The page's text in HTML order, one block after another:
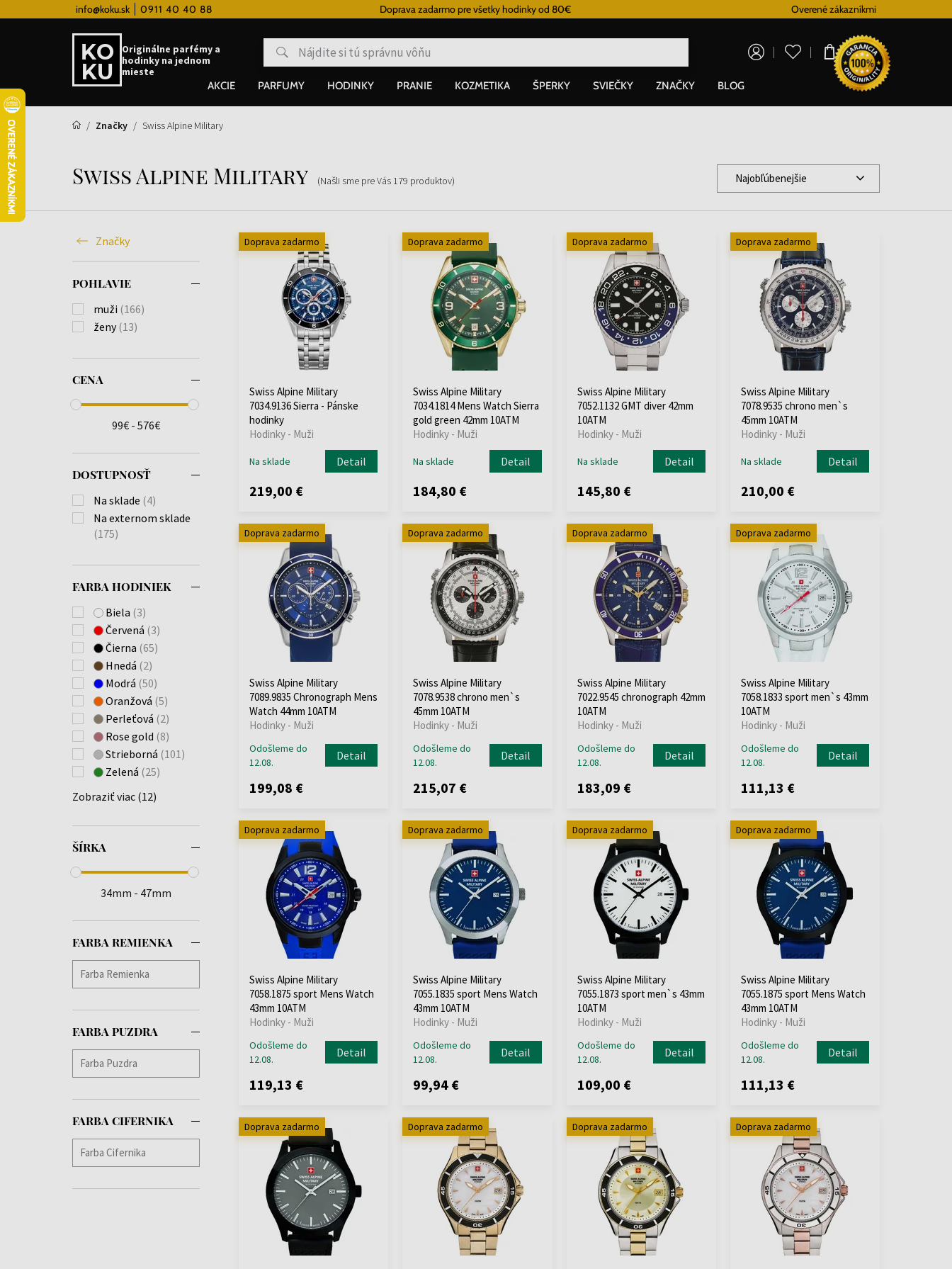
info@koku.sk 0911 40 40 88Vernostný systém Doprava zadarmo pre všetky hodinky od 80€ Overené zákazníkmi
Originálne parfémy a
hodinky na jednom
mieste
0,00 €
AKCIE PARFUMY HODINKY PRANIE KOZMETIKA ŠPERKY SVIEČKY ZNAČKY BLOG
Značky Swiss Alpine Military
Swiss Alpine Military (Našli sme pre Vás 179 produktov) Najobľúbenejšie
Značky
POHLAVIE
muži (166)
ženy(13)
CENA
99€ - 576€
DOSTUPNOSŤ
Na sklade (4)
Na externom sklade
(175)
FARBA HODINIEK
Biela (3)
Červená (3)
Čierna (65)
Hnedá (2)
Modrá (50)
Oranžová (5)
Perleťová (2)
Rose gold (8)
Strieborná (101)
Zelená (25)
Zobraziť viac (12)
ŠÍRKA
34mm - 47mm
FARBA REMIENKA
FARBA PUZDRA
FARBA CIFERNIKA
Doprava zadarmo
Swiss Alpine Military
7034.9136 Sierra - Pánske
hodinky
Hodinky - Muži
Na sklade Detail
219,00 €
Doprava zadarmo
Swiss Alpine Military
7034.1814 Mens Watch Sierra
gold green 42mm 10ATM
Hodinky - Muži
Na sklade Detail
184,80 €
Doprava zadarmo
Swiss Alpine Military
7052.1132 GMT diver 42mm
10ATM
Hodinky - Muži
Na sklade Detail
145,80 €
Doprava zadarmo
Swiss Alpine Military
7078.9535 chrono men`s
45mm 10ATM
Hodinky - Muži
Na sklade Detail
210,00 €
Doprava zadarmo
Swiss Alpine Military
7089.9835 Chronograph Mens
Watch 44mm 10ATM
Hodinky - Muži
Odošleme do
12.08.
Detail
199,08 €
Doprava zadarmo
Swiss Alpine Military
7078.9538 chrono men`s
45mm 10ATM
Hodinky - Muži
Odošleme do
12.08.
Detail
215,07 €
Doprava zadarmo
Swiss Alpine Military
7022.9545 chronograph 42mm
10ATM
Hodinky - Muži
Odošleme do
12.08.
Detail
183,09 €
Doprava zadarmo
Swiss Alpine Military
7058.1833 sport men`s 43mm
10ATM
Hodinky - Muži
Odošleme do
12.08.
Detail
111,13 €
Doprava zadarmo
Swiss Alpine Military
7058.1875 sport Mens Watch
43mm 10ATM
Hodinky - Muži
Odošleme do
12.08.
Detail
119,13 €
Doprava zadarmo
Swiss Alpine Military
7055.1835 sport Mens Watch
43mm 10ATM
Hodinky - Muži
Odošleme do
12.08.
Detail
99,94 €
Doprava zadarmo
Swiss Alpine Military
7055.1873 sport men`s 43mm
10ATM
Hodinky - Muži
Odošleme do
12.08.
Detail
109,00 €
Doprava zadarmo
Swiss Alpine Military
7055.1875 sport Mens Watch
43mm 10ATM
Hodinky - Muži
Odošleme do
12.08.
Detail
111,13 €
Doprava zadarmo Doprava zadarmo Doprava zadarmo Doprava zadarmo